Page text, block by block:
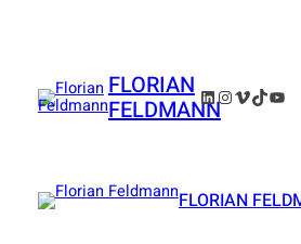
FLORIAN
FELDMANNLinkedIn
Instagram
Vimeo
TikTok
FLORIAN